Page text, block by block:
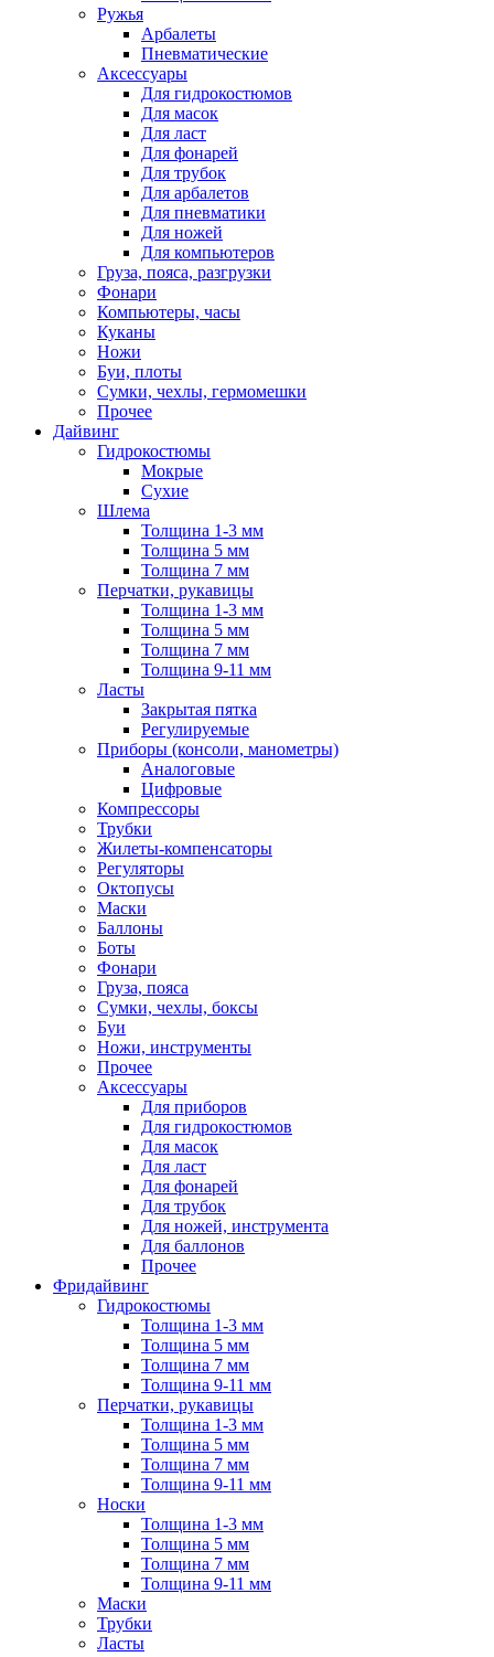
Ружья
Арбалеты
Пневматические
Аксессуары
Для гидрокостюмов
Для масок
Для ласт
Для фонарей
Для трубок
Для арбалетов
Для пневматики
Для ножей
Для компьютеров
Груза, пояса, разгрузки
Фонари
Компьютеры, часы
Куканы
Ножи
Буи, плоты
Сумки, чехлы, гермомешки
Прочее
Дайвинг
Гидрокостюмы
Мокрые
Сухие
Шлема
Толщина 1-3 мм
Толщина 5 мм
Толщина 7 мм
Перчатки, рукавицы
Толщина 1-3 мм
Толщина 5 мм
Толщина 7 мм
Толщина 9-11 мм
Ласты
Закрытая пятка
Регулируемые
Приборы (консоли, манометры)
Аналоговые
Цифровые
Компрессоры
Трубки
Жилеты-компенсаторы
Регуляторы
Октопусы
Маски
Баллоны
Боты
Фонари
Груза, пояса
Сумки, чехлы, боксы
Буи
Ножи, инструменты
Прочее
Аксессуары
Для приборов
Для гидрокостюмов
Для масок
Для ласт
Для фонарей
Для трубок
Для ножей, инструмента
Для баллонов
Прочее
Фридайвинг
Гидрокостюмы
Толщина 1-3 мм
Толщина 5 мм
Толщина 7 мм
Толщина 9-11 мм
Перчатки, рукавицы
Толщина 1-3 мм
Толщина 5 мм
Толщина 7 мм
Толщина 9-11 мм
Носки
Толщина 1-3 мм
Толщина 5 мм
Толщина 7 мм
Толщина 9-11 мм
Маски
Трубки
Ласты